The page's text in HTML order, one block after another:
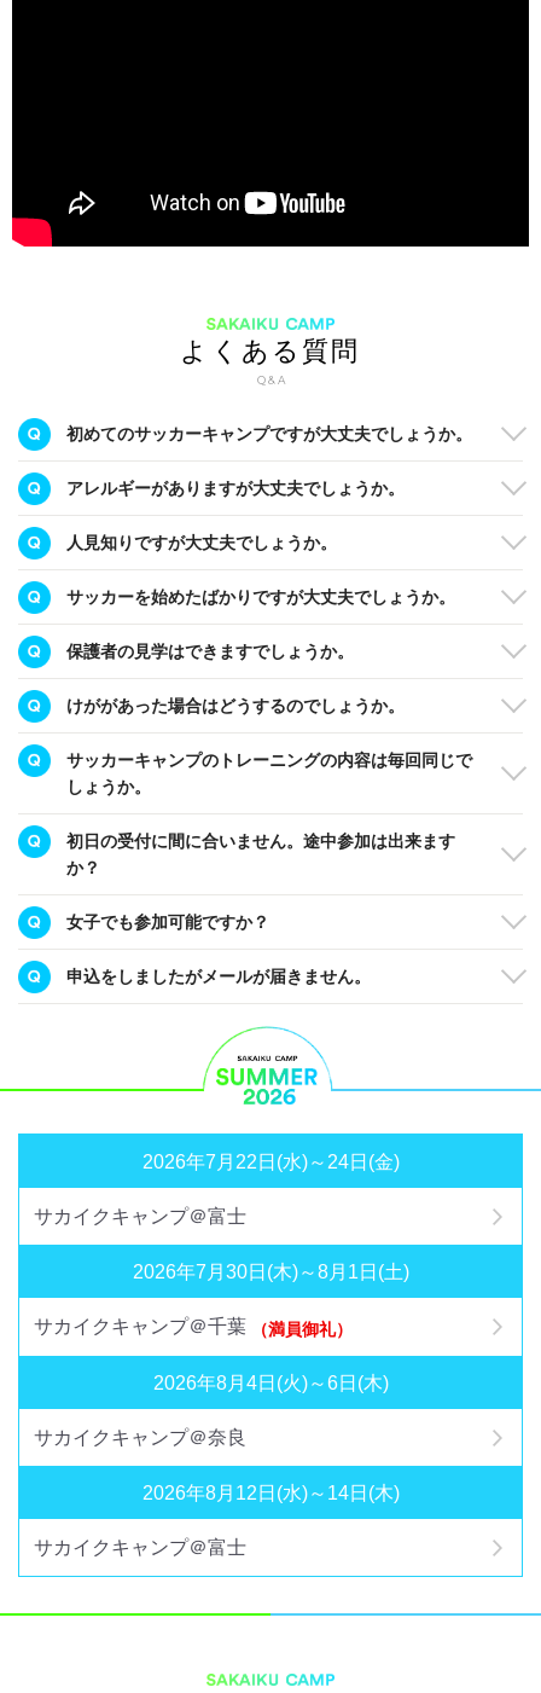
SAKAIKU CAMP
よくある質問
Q & A
初めてのサッカーキャンプですが大丈夫でしょうか。
アレルギーがありますが大丈夫でしょうか。
人見知りですが大丈夫でしょうか。
サッカーを始めたばかりですが大丈夫でしょうか。
保護者の見学はできますでしょうか。
けががあった場合はどうするのでしょうか。
サッカーキャンプのトレーニングの内容は毎回同じで
しょうか。
初日の受付に間に合いません。途中参加は出来ます
か？
女子でも参加可能ですか？
申込をしましたがメールが届きません。
2026年7月22日(水)～24日(金)
サカイクキャンプ＠富士
2026年7月30日(木)～8月1日(土)
サカイクキャンプ＠千葉 （満員御礼）
2026年8月4日(火)～6日(木)
サカイクキャンプ＠奈良
2026年8月12日(水)～14日(木)
サカイクキャンプ＠富士
SAKAIKU CAMP